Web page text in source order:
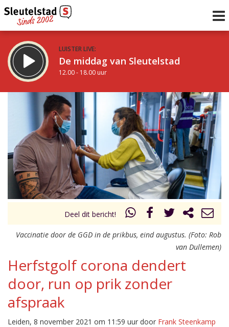
LUISTER LIVE:
De middag van Sleutelstad
12.00 - 18.00 uur
De vrijdagavond met Keanu
18.00 - 19.00 uur
Vorig uur
uur 1 van 0 Volgend uur
Inklappen
Deel dit bericht!
Vaccinatie door de GGD in de prikbus, eind augustus. (Foto: Rob
van Dullemen)
Herfstgolf corona dendert
door, run op prik zonder
afspraak
Leiden, 8 november 2021 om 11:59 uur door Frank Steenkamp